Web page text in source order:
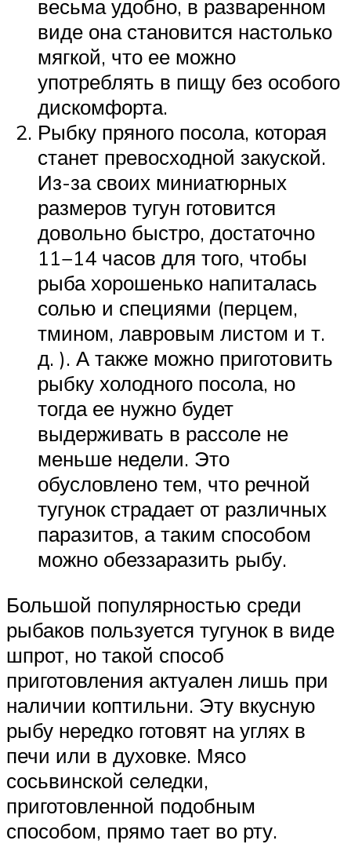
весьма удобно, в разваренном
виде она становится настолько
мягкой, что ее можно
употреблять в пищу без особого
дискомфорта.
Рыбку пряного посола, которая
станет превосходной закуской.
Из-за своих миниатюрных
размеров тугун готовится
довольно быстро, достаточно
11−14 часов для того, чтобы
рыба хорошенько напиталась
солью и специями (перцем,
тмином, лавровым листом и т.
д. ). А также можно приготовить
рыбку холодного посола, но
тогда ее нужно будет
выдерживать в рассоле не
меньше недели. Это
обусловлено тем, что речной
тугунок страдает от различных
паразитов, а таким способом
можно обеззаразить рыбу.
Большой популярностью среди
рыбаков пользуется тугунок в виде
шпрот, но такой способ
приготовления актуален лишь при
наличии коптильни. Эту вкусную
рыбу нередко готовят на углях в
печи или в духовке. Мясо
сосьвинской селедки,
приготовленной подобным
способом, прямо тает во рту.